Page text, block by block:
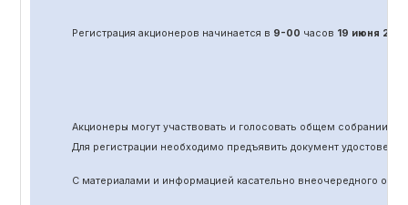
Регистрация акционеров начинается в 9-00 часов 19 июня 202
Акционеры могут участвовать и голосовать общем собрании
Для регистрации необходимо предъявить документ
С материалами и информацией касательно внеочередного